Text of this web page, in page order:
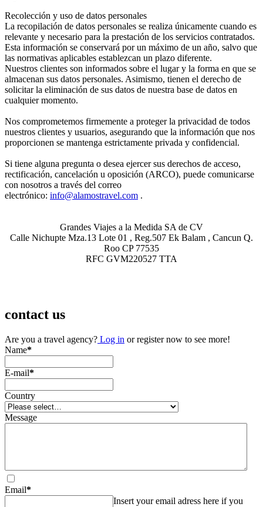
Recolección y uso de datos personales
La recopilación de datos personales se realiza únicamente cuando es
relevante y necesario para la prestación de los servicios contratados.
Esta información se conservará por un máximo de un año, salvo que
las normativas aplicables establezcan un plazo diferente.
Nuestros clientes son informados sobre el lugar y la forma en que se
almacenan sus datos personales. Asimismo, tienen el derecho de
solicitar la eliminación de sus datos de nuestra base de datos en
cualquier momento.
Nos comprometemos firmemente a proteger la privacidad de todos
nuestros clientes y usuarios, asegurando que la información que nos
proporcionen se mantenga estrictamente privada y confidencial.
Si tiene alguna pregunta o desea ejercer sus derechos de acceso,
rectificación, cancelación u oposición (ARCO), puede comunicarse
con nosotros a través del correo
electrónico: info@alamostravel.com .
Grandes Viajes a la Medida SA de CV
Calle Nichupte Mza.13 Lote 01 , Reg.507 Ek Balam , Cancun Q.
Roo CP 77535
RFC GVM220527 TTA
contact us
Are you a travel agency? Log in or register now to see more!
Name*
E-mail*
Country
Message
Email*
Insert your email adress here if you